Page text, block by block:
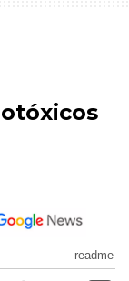
readme